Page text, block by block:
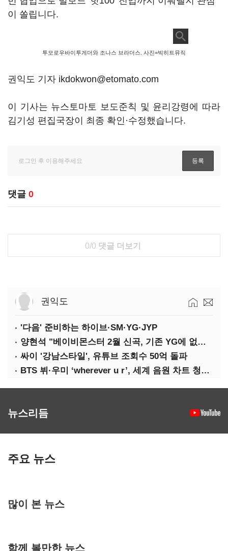
이 쏠립니다.
투모로우바이투게더와 조나스 브라더스. 사진=빅히트뮤직
권익도 기자 ikdokwon@etomato.com
이 기사는 뉴스토마토 보도준칙 및 윤리강령에 따라
김기성 편집국장이 최종 확인·수정했습니다.
댓글 0
0/0 댓글 더보기
권익도
'다음' 준비하는 하이브·SM·YG·JYP
양현석 "베이비몬스터 2월 신곡, 기존 YG에 없던 노래"
싸이 '강남스타일', 유튜브 조회수 50억 돌파
BTS 뷔·우미 ‘wherever u r’, 세계 음원 차트 청신호
뉴스리듬
주요 뉴스
많이 본 뉴스
함께 볼만한 뉴스